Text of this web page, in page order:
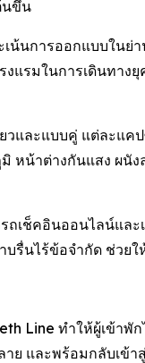
นขึ้น
น้นการออกแบบใ
รมในการเดินทาง
และแบบคู่ แต่ละแ
าต่างกันแสง ผนัง
เช็คอินออนไลน์แล
รื่นไร้ข้อจำกัด ช่วย
Line ทำให้ผู้เข้าพั
และพร้อมกลับเข้